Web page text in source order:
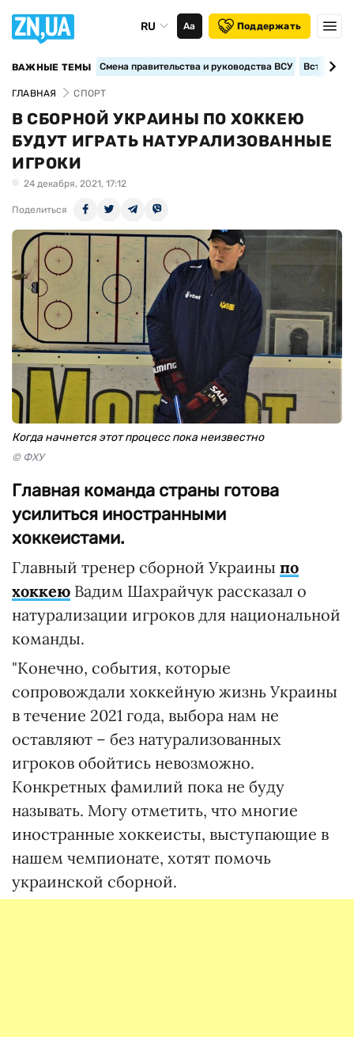
RU Аа Поддержать
ВАЖНЫЕ ТЕМЫ Смена правительства и руководства ВСУ
ГЛАВНАЯ СПОРТ
В СБОРНОЙ УКРАИНЫ ПО ХОККЕЮ
БУДУТ ИГРАТЬ НАТУРАЛИЗОВАННЫЕ
ИГРОКИ
24 декабря, 2021, 17:12
Поделиться
Когда начнется этот процесс пока неизвестно
© ФХУ
Главная команда страны готова
усилиться иностранными
хоккеистами.
Главный тренер сборной Украины по
хоккею Вадим Шахрайчук рассказал о
натурализации игроков для национальной
команды.
"Конечно, события, которые
сопровождали хоккейную жизнь Украины
в течение 2021 года, выбора нам не
оставляют – без натурализованных
игроков обойтись невозможно.
Конкретных фамилий пока не буду
называть. Могу отметить, что многие
иностранные хоккеисты, выступающие в
нашем чемпионате, хотят помочь
украинской сборной.